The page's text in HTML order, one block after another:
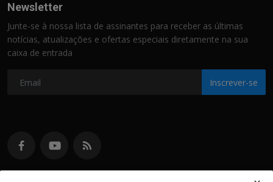
Newsletter
Junte-se à nossa lista de assinantes para receber as últimas
notícias, atualizações e ofertas especiais diretamente na sua
caixa de entrada
Inscrever-se